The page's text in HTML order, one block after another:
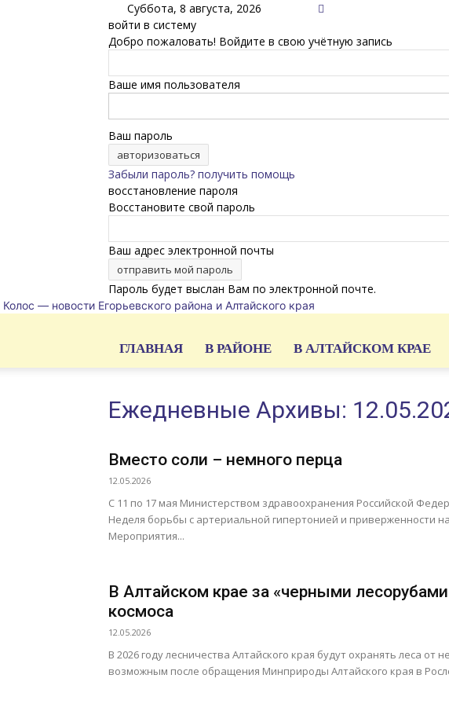
Суббота, 8 августа, 2026
войти в систему
Добро пожаловать! Войдите в свою учётную запись
Ваше имя пользователя
Ваш пароль
Забыли пароль? получить помощь
восстановление пароля
Восстановите свой пароль
Ваш адрес электронной почты
Пароль будет выслан Вам по электронной почте.
Колос — новости Егорьевского района и Алтайского края
ГЛАВНАЯ В РАЙОНЕ В АЛТАЙСКОМ КРАЕ
Ежедневные Архивы:
Вместо соли – немного перца
12.05.2026
С 11 по 17 мая Министерством здравоохранения Российской
Неделя борьбы с артериальной гипертонией и приверженности
Мероприятия...
В Алтайском крае за «черными
космоса
12.05.2026
В 2026 году лесничества Алтайского края будут охранять леса от
возможным после обращения Минприроды Алтайского края в